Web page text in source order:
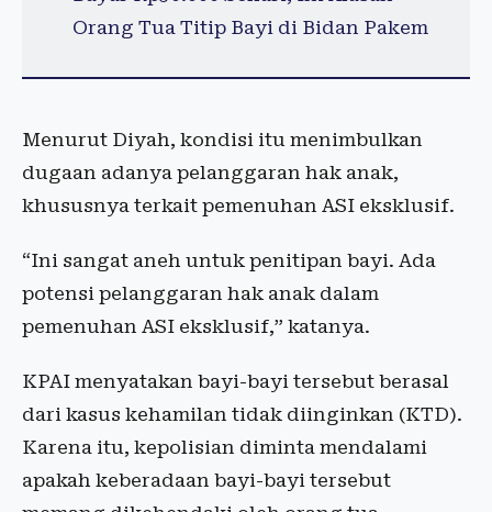
Orang Tua Titip Bayi di Bidan Pakem
Menurut Diyah, kondisi itu menimbulkan
dugaan adanya pelanggaran hak anak,
khususnya terkait pemenuhan ASI eksklusif.
“Ini sangat aneh untuk penitipan bayi. Ada
potensi pelanggaran hak anak dalam
pemenuhan ASI eksklusif,” katanya.
KPAI menyatakan bayi-bayi tersebut berasal
dari kasus kehamilan tidak diinginkan (KTD).
Karena itu, kepolisian diminta mendalami
apakah keberadaan bayi-bayi tersebut